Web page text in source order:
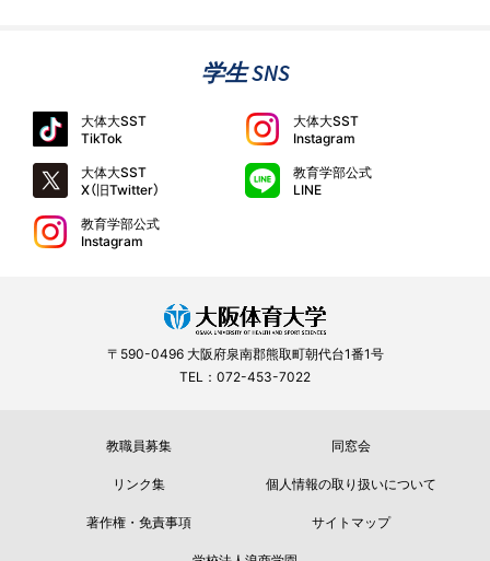
学生 SNS
大体大SST
TikTok
大体大SST
Instagram
大体大SST
X（旧Twitter）
教育学部公式
LINE
教育学部公式
Instagram
〒590-0496 大阪府泉南郡熊取町朝代台1番1号
TEL：072-453-7022
教職員募集
同窓会
リンク集
個人情報の取り扱いについて
著作権・免責事項
サイトマップ